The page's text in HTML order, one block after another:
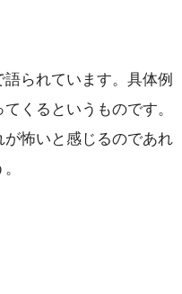
られています。具体例
くるというものです。
怖いと感じるのであれ